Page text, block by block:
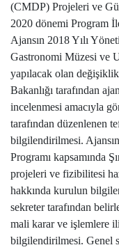
(CMDP) Projeleri ve
2020 dönemi Program
Ajansın 2018 Yılı
Gastronomi Müzesi ve
yapılacak olan
Bakanlığı tarafından
incelenmesi amacıyla
tarafından düzenlenen
bilgilendirilmesi.
Programı kapsamında
projeleri ve fizibilitesi
hakkında kurulun
sekreter tarafından
mali karar ve işlemlere
bilgilendirilmesi. Genel